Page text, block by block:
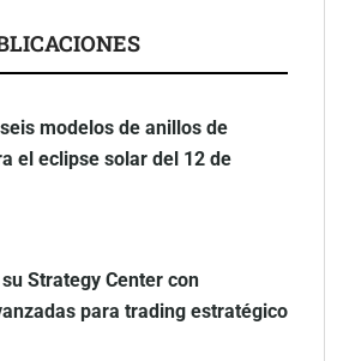
modelos de anillos de
el eclipse solar del 12 de
Strategy Center con
para trading estratégico